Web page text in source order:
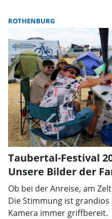
ROTHENBURG
Taubertal-Festival
Unsere Bilder der
Ob bei der Anreise, am
Die Stimmung ist
Kamera immer griffbereit.